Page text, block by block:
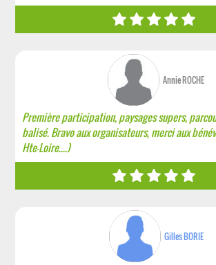
Annie ROCHE
Première participation, paysages supers,
balisé. Bravo aux organisateurs, merci aux
Hte-Loire....)
Gilles BORIE